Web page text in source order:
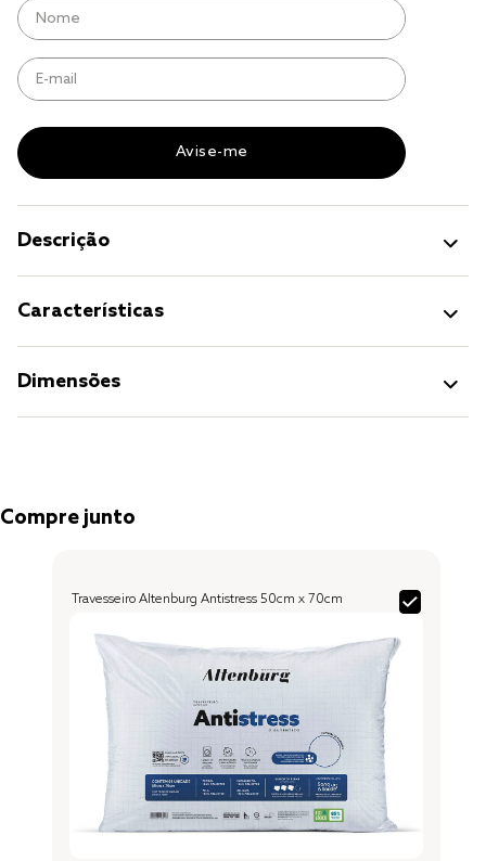
Descrição
Características
Dimensões
Compre junto
Travesseiro Altenburg Antistress 50cm x 70cm